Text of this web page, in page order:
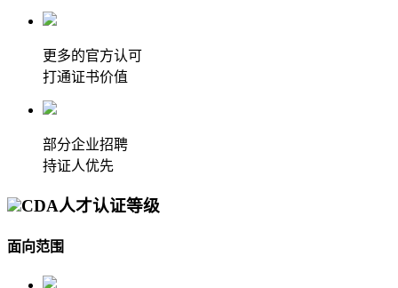
更多的官方认可
打通证书价值
部分企业招聘
持证人优先
CDA人才认证等级
面向范围